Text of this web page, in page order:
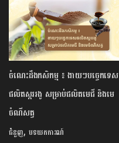
ចំណេះដឹងកសិកម្ម ៖ ងាយៗបច្ចេកទេស
ផលិតស្កររងូ សម្រាប់ផលិតមេជី និងមេ
ចំណីសត្វ
ជំនួញ,បទយកការណ៍